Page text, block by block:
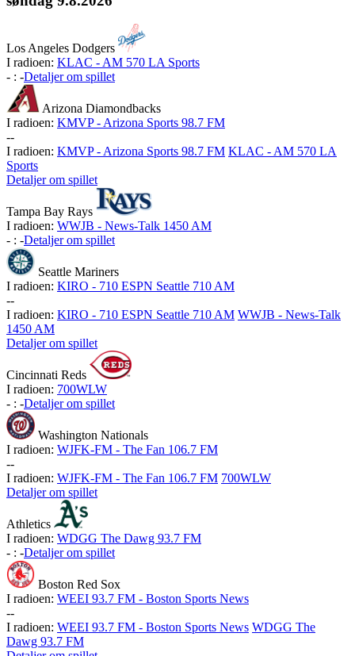
Los Angeles Dodgers
I radioen: KLAC - AM 570 LA Sports
- : -Detaljer om spillet
Arizona Diamondbacks
I radioen: KMVP - Arizona Sports 98.7 FM
--
I radioen: KMVP - Arizona Sports 98.7 FM KLAC - AM 570 LA
Sports
Detaljer om spillet
Tampa Bay Rays
I radioen: WWJB - News-Talk 1450 AM
- : -Detaljer om spillet
Seattle Mariners
I radioen: KIRO - 710 ESPN Seattle 710 AM
--
I radioen: KIRO - 710 ESPN Seattle 710 AM WWJB - News-Talk
1450 AM
Detaljer om spillet
Cincinnati Reds
I radioen: 700WLW
- : -Detaljer om spillet
Washington Nationals
I radioen: WJFK-FM - The Fan 106.7 FM
--
I radioen: WJFK-FM - The Fan 106.7 FM 700WLW
Detaljer om spillet
Athletics
I radioen: WDGG The Dawg 93.7 FM
- : -Detaljer om spillet
Boston Red Sox
I radioen: WEEI 93.7 FM - Boston Sports News
--
I radioen: WEEI 93.7 FM - Boston Sports News WDGG The
Dawg 93.7 FM